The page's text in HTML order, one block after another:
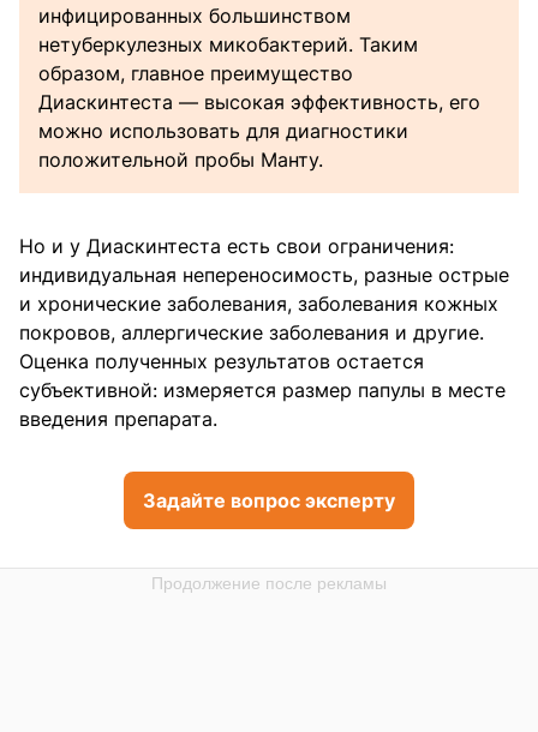
инфицированных большинством
нетуберкулезных микобактерий. Таким
образом, главное преимущество
Диаскинтеста — высокая эффективность, его
можно использовать для диагностики
положительной пробы Манту.
Но и у Диаскинтеста есть свои ограничения:
индивидуальная непереносимость, разные острые
и хронические заболевания, заболевания кожных
покровов, аллергические заболевания и другие.
Оценка полученных результатов остается
субъективной: измеряется размер папулы в месте
введения препарата.
Задайте вопрос эксперту